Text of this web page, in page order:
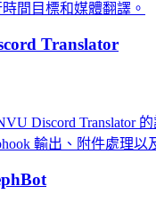
間目標和媒體翻譯。
Translator
Discord Translator
輸出、附件處理以